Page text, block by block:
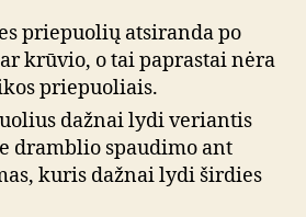
priepuolių atsiranda po
krūvio, o tai paprastai nėra
priepuoliais.
dažnai lydi veriantis
dramblio spaudimo ant
kuris dažnai lydi širdies